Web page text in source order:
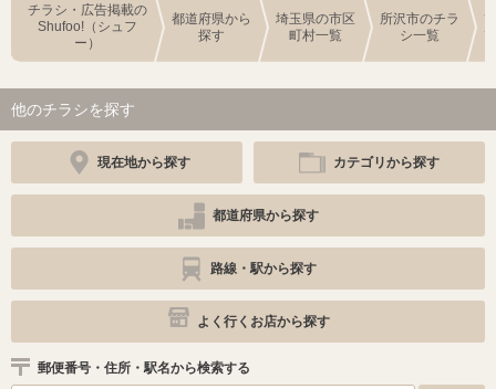
チラシ・広告掲載の
Shufoo!（シュフ
ー）
都道府県から
探す
埼玉県の市区
町村一覧
所沢市のチラ
シ一覧
他のチラシを探す
現在地から探す カテゴリから探す
都道府県から探す
路線・駅から探す
よく行くお店から探す
郵便番号・住所・駅名から検索する